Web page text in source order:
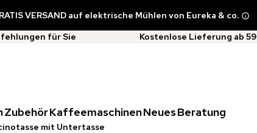
VERSAND auf elektrische Mühlen von Eureka & co.
für Sie Kostenlose Lieferung ab
ZubehörKaffeemaschinenNeuesBeratung
mit Untertasse